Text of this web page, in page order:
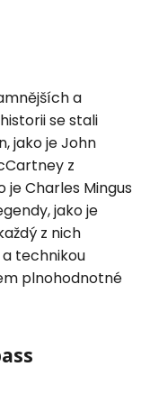
a
se stali
jako je John
z
je Charles Mingus
jako je
z nich
technikou
plnohodnotné